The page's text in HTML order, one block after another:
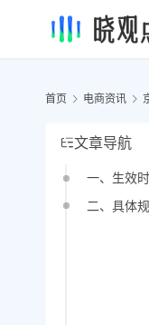
首页 电商资讯
文章导航
一、生效
二、具体